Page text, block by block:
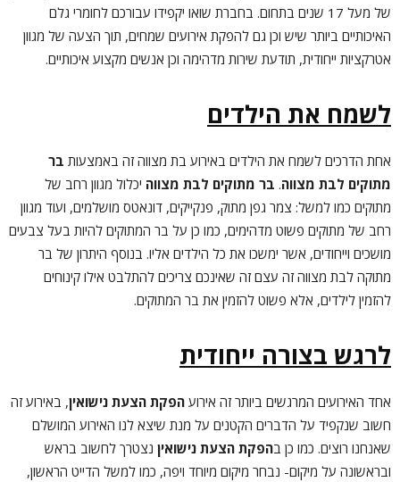
של מעל 17 שנים בתחום. בחברת שואו יקפידו עבורכם לחומרי גלם
האיכותיים ביותר שיש וכן גם להפקת אירועים שמחים, תוך הצעה של מגוון
אטרקציות ייחודית, תודעת שירות מדהימה וכן אנשים מקצוע איכותיים.
לשמח את הילדים
אחת הדרכים לשמח את הילדים באירוע בת מצווה זה באמצעות בר
מתוקים לבת מצווה. בר מתוקים לבת מצווה יכלול מגוון רחב של
מתוקים כמו למשל: צמר גפן מתוק, פנקייקים, דונאטס מושלמים, ועוד מגוון
רחב של מתוקים פשוט מדהימים, כמו כן על בר המתוקים להיות בעל צבעים
מושכים וייחודים, אשר ימשכו את כל הילדים אליו. בנוסף היתרון של בר
מתוקה לבת מצווה זה עצם זה שאינכם צריכים להתלבט אילו קינוחים
להזמין לילדים, אלא פשוט להזמין את בר המתוקים.
לרגש בצורה ייחודית
אחד האירועים המרגשים ביותר זה אירוע הפקת הצעת נישואין, באירוע זה
חשוב שנקפיד על הדברים הקטנים על מנת שיצא לנו האירוע המושלם
שאנחנו רוצים. כמו כן בהפקת הצעת נישואין נצטרך לחשוב בראש
ובראשונה על מיקום- נבחר מיקום מיוחד ויפה, כמו למשל הדייט הראשון,